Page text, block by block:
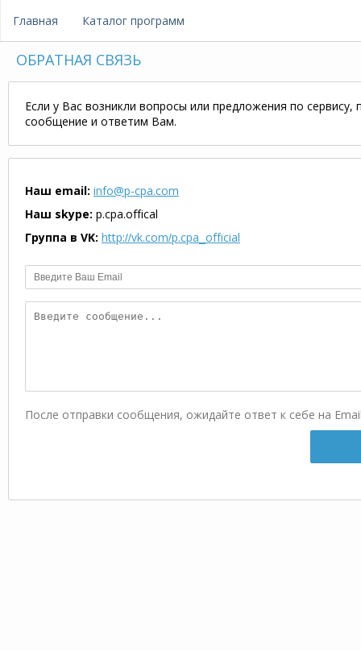
Главная Каталог программ
ОБРАТНАЯ СВЯЗЬ
Если у Вас возникли вопросы или предложения по
сообщение и ответим Вам.
Наш email: info@p-cpa.com
Наш skype: p.cpa.offical
Группа в VK: http://vk.com/p.cpa_official
После отправки сообщения, ожидайте ответ к себе на